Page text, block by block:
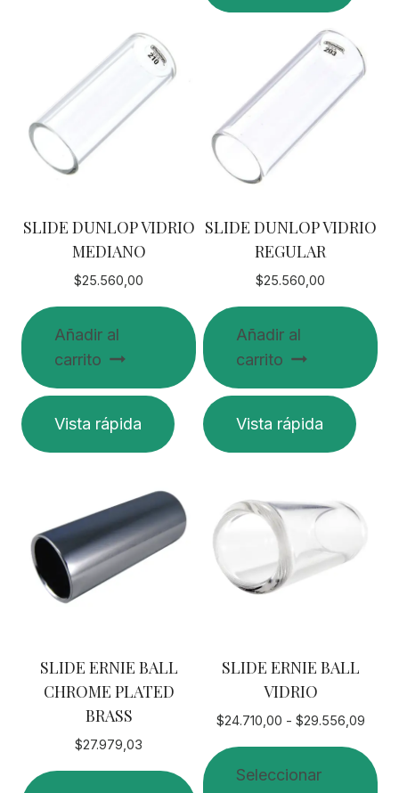
opciones
pueden
elegir
página
producto
tiene
opciones
se
pueden
elegir
la
producto
SLIDE DUNLOP VIDRIO
MEDIANO
$25.560,00
Añadir al
carrito
Vista rápida
SLIDE DUNLOP VIDRIO
REGULAR
$25.560,00
Añadir al
carrito
Vista rápida
SLIDE ERNIE BALL
CHROME PLATED
BRASS
$27.979,03
SLIDE ERNIE BALL
VIDRIO
$24.710,00 - $29.556,09
Seleccionar